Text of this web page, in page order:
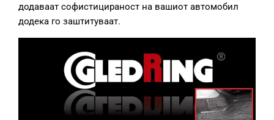
додаваат софистицираност на вашиот автомобил
додека го заштитуваат.